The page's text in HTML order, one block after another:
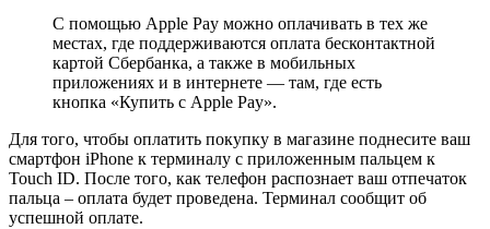
С помощью Apple Pay можно оплачивать в тех же
местах, где поддерживаются оплата бесконтактной
картой Сбербанка, а также в мобильных
приложениях и в интернете — там, где есть
кнопка «Купить с Apple Pay».
Для того, чтобы оплатить покупку в магазине поднесите ваш
смартфон iPhone к терминалу с приложенным пальцем к
Touch ID. После того, как телефон распознает ваш отпечаток
пальца – оплата будет проведена. Терминал сообщит об
успешной оплате.